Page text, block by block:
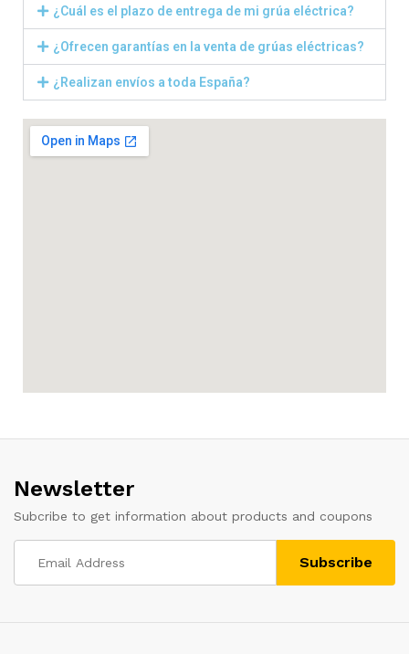
¿Cuál es el plazo de entrega de mi grúa eléctrica?
¿Ofrecen garantías en la venta de grúas eléctricas?
¿Realizan envíos a toda España?
Newsletter
Subcribe to get information about products and coupons